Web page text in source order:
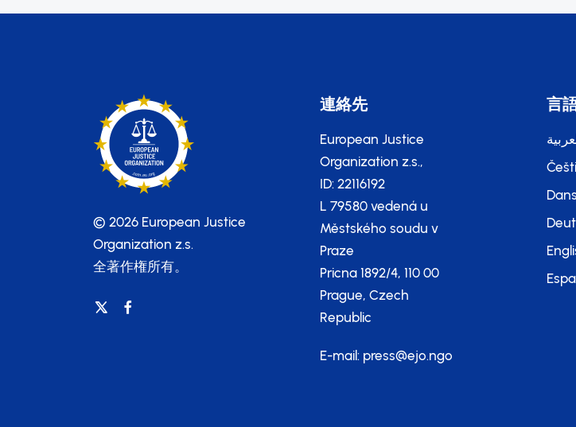
© 2026 European Justice
Organization z.s.
全著作権所有。
連絡先
European Justice
Organization z.s.,
ID: 22116192
L 79580 vedená u
Městského soudu v
Praze
Pricna 1892/4, 110 00
Prague, Czech
Republic
E-mail: press@ejo.ngo
言